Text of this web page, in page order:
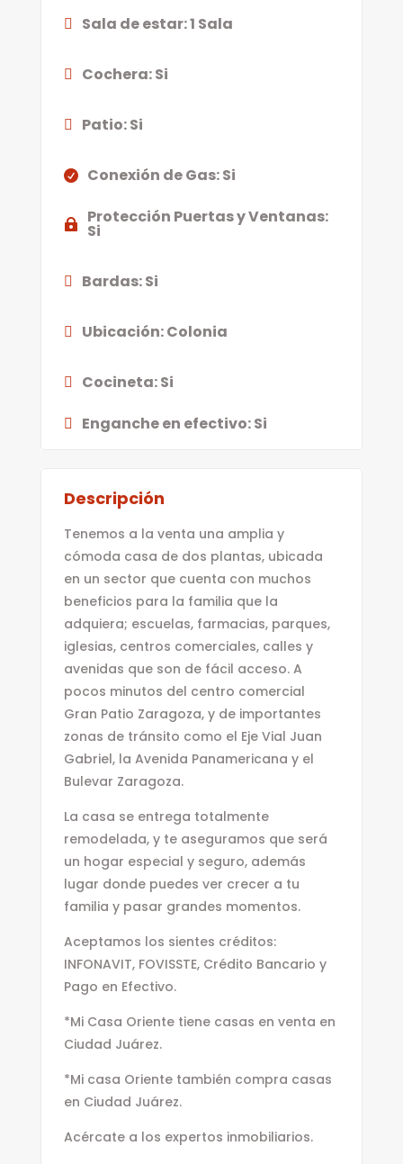
Sala de estar:1 Sala
Cochera:Si
Patio:Si
Conexión de Gas:Si
Protección Puertas y Ventanas:
Si
Bardas:Si
Ubicación:Colonia
Cocineta:Si
Enganche en efectivo:Si
Descripción
Tenemos a la venta una amplia y
cómoda casa de dos plantas, ubicada
en un sector que cuenta con muchos
beneficios para la familia que la
adquiera; escuelas, farmacias, parques,
iglesias, centros comerciales, calles y
avenidas que son de fácil acceso. A
pocos minutos del centro comercial
Gran Patio Zaragoza, y de importantes
zonas de tránsito como el Eje Vial Juan
Gabriel, la Avenida Panamericana y el
Bulevar Zaragoza.
La casa se entrega totalmente
remodelada, y te aseguramos que será
un hogar especial y seguro, además
lugar donde puedes ver crecer a tu
familia y pasar grandes momentos.
Aceptamos los sientes créditos:
INFONAVIT, FOVISSTE, Crédito Bancario y
Pago en Efectivo.
*Mi Casa Oriente tiene casas en venta en
Ciudad Juárez.
*Mi casa Oriente también compra casas
en Ciudad Juárez.
Acércate a los expertos inmobiliarios.